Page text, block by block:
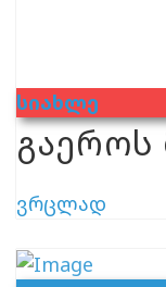
Სიახლე
ვრცლად